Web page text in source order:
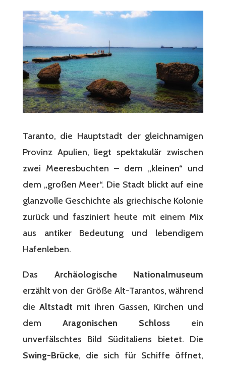
Taranto, die Hauptstadt der gleichnamigen
Provinz Apulien, liegt spektakulär zwischen
zwei Meeresbuchten – dem „kleinen“ und
dem „großen Meer“. Die Stadt blickt auf eine
glanzvolle Geschichte als griechische Kolonie
zurück und fasziniert heute mit einem Mix
aus antiker Bedeutung und lebendigem
Hafenleben.
Das Archäologische Nationalmuseum
erzählt von der Größe Alt-Tarantos, während
die Altstadt mit ihren Gassen, Kirchen und
dem Aragonischen Schloss ein
unverfälschtes Bild Süditaliens bietet. Die
Swing-Brücke, die sich für Schiffe öffnet,